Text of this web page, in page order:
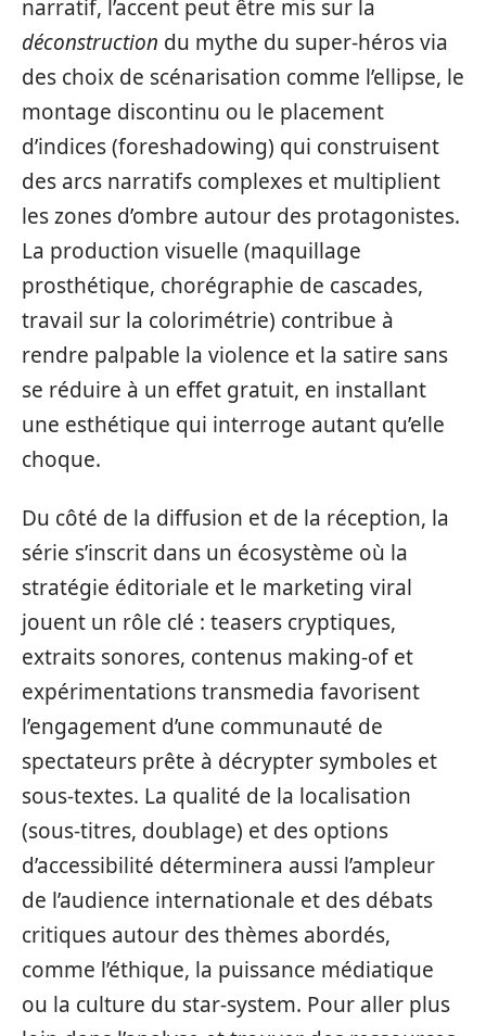
narratif, l’accent peut être mis sur la
déconstruction du mythe du super‑héros via
des choix de scénarisation comme l’ellipse, le
montage discontinu ou le placement
d’indices (foreshadowing) qui construisent
des arcs narratifs complexes et multiplient
les zones d’ombre autour des protagonistes.
La production visuelle (maquillage
prosthétique, chorégraphie de cascades,
travail sur la colorimétrie) contribue à
rendre palpable la violence et la satire sans
se réduire à un effet gratuit, en installant
une esthétique qui interroge autant qu’elle
choque.
Du côté de la diffusion et de la réception, la
série s’inscrit dans un écosystème où la
stratégie éditoriale et le marketing viral
jouent un rôle clé : teasers cryptiques,
extraits sonores, contenus making‑of et
expérimentations transmedia favorisent
l’engagement d’une communauté de
spectateurs prête à décrypter symboles et
sous‑textes. La qualité de la localisation
(sous‑titres, doublage) et des options
d’accessibilité déterminera aussi l’ampleur
de l’audience internationale et des débats
critiques autour des thèmes abordés,
comme l’éthique, la puissance médiatique
ou la culture du star‑system. Pour aller plus